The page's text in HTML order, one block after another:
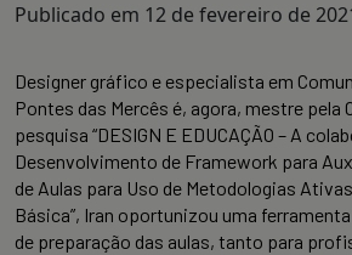
Publicado em 12 de fevereiro de
Designer gráfico e especialista em
Pontes das Mercês é, agora, mestre pela
pesquisa “DESIGN E EDUCAÇÃO – A
Desenvolvimento de Framework para
de Aulas para Uso de Metodologias
Básica”, Iran oportunizou uma
de preparação das aulas, tanto para